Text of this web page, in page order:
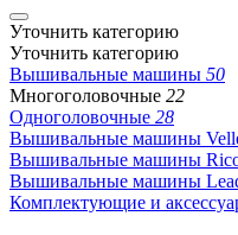
Уточнить категорию
Уточнить категорию
Вышивальные машины 50
Многоголовочные 22
Одноголовочные 28
Вышивальные машины
Вышивальные машины
Вышивальные машины
Комплектующие и